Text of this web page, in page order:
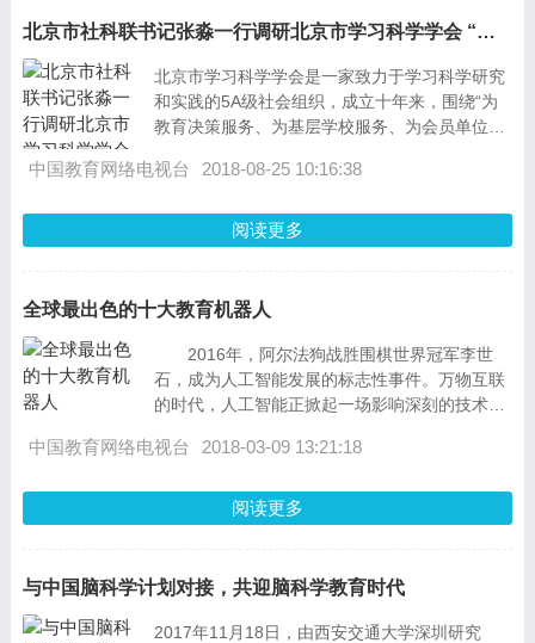
北京市社科联书记张淼一行调研北京市学习科学学会 “娘家人”上门儿 学会发展迎来新机遇
北京市学习科学学会是一家致力于学习科学研究
和实践的5A级社会组织，成立十年来，围绕“为
教育决策服务、为基层学校服务、为会员单位服
学校及社会资源，提供以学校为主体的社会综合
出了突出贡献，形成了规模性引领效应，取得了
明显的社会效益。但是，经费困难目前却成为制
中国教育网络电视台 2018-08-25 10:16:38
阅读更多
全球最出色的十大教育机器人
2016年，阿尔法狗战胜围棋世界冠军李世
石，成为人工智能发展的标志性事件。万物互联
的时代，人工智能正掀起一场影响深刻的技术革
中国教育网络电视台 2018-03-09 13:21:18
阅读更多
与中国脑科学计划对接，共迎脑科学教育时代
2017年11月18日，由西安交通大学深圳研究